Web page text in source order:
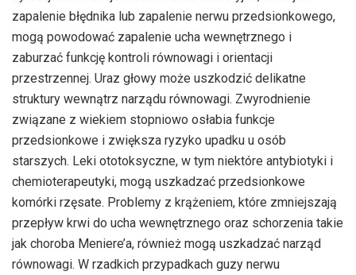
zapalenie błędnika lub zapalenie nerwu przedsionkowego,
mogą powodować zapalenie ucha wewnętrznego i
zaburzać funkcję kontroli równowagi i orientacji
przestrzennej. Uraz głowy może uszkodzić delikatne
struktury wewnątrz narządu równowagi. Zwyrodnienie
związane z wiekiem stopniowo osłabia funkcje
przedsionkowe i zwiększa ryzyko upadku u osób
starszych. Leki ototoksyczne, w tym niektóre antybiotyki i
chemioterapeutyki, mogą uszkadzać przedsionkowe
komórki rzęsate. Problemy z krążeniem, które zmniejszają
przepływ krwi do ucha wewnętrznego oraz schorzenia takie
jak choroba Meniere’a, również mogą uszkadzać narząd
równowagi. W rzadkich przypadkach guzy nerwu